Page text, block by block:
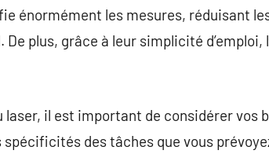
énormément les mesures, réduisant
plus, grâce à leur simplicité
laser, il est important de considérer vos
des tâches que vous